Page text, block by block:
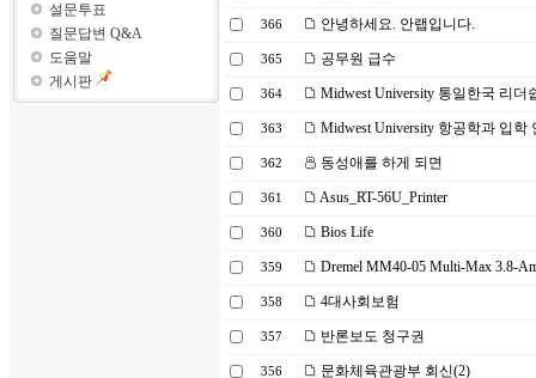
설문투표
질문답변 Q&A
도움말
게시판
366 안녕하세요. 안랩입니다.
365 공무원 급수
364 Midwest University 통일한국 리더
363 Midwest University 항공학과 입학
362 동성애를 하게 되면
361 Asus_RT-56U_Printer
360 Bios Life
359 Dremel MM40-05 Multi-Max 3.8-
358 4대사회보험
357 반론보도 청구권
356 문화체육관광부 회신(2)